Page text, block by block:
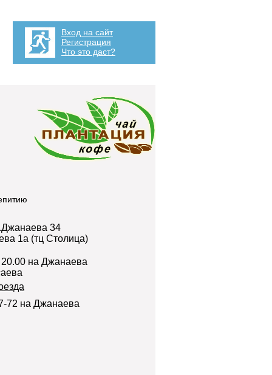
Вход на сайт
Регистрация
Что это даст?
34
1а (тц Столица)
на Джанаева
72 на Джанаева